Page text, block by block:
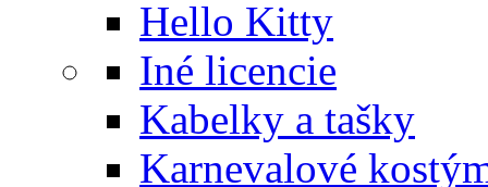
Hello Kitty
Iné licencie
Kabelky a tašky
Karnevalové